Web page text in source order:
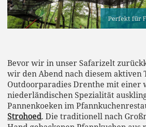
Perfekt für
Bevor wir in unser Safarizelt
wir den Abend nach diesem aktiven
Outdoorparadies Drenthe mit einer
niederländischen Spezialität
Pannenkoeken im
Strohoed. Die traditionell nach